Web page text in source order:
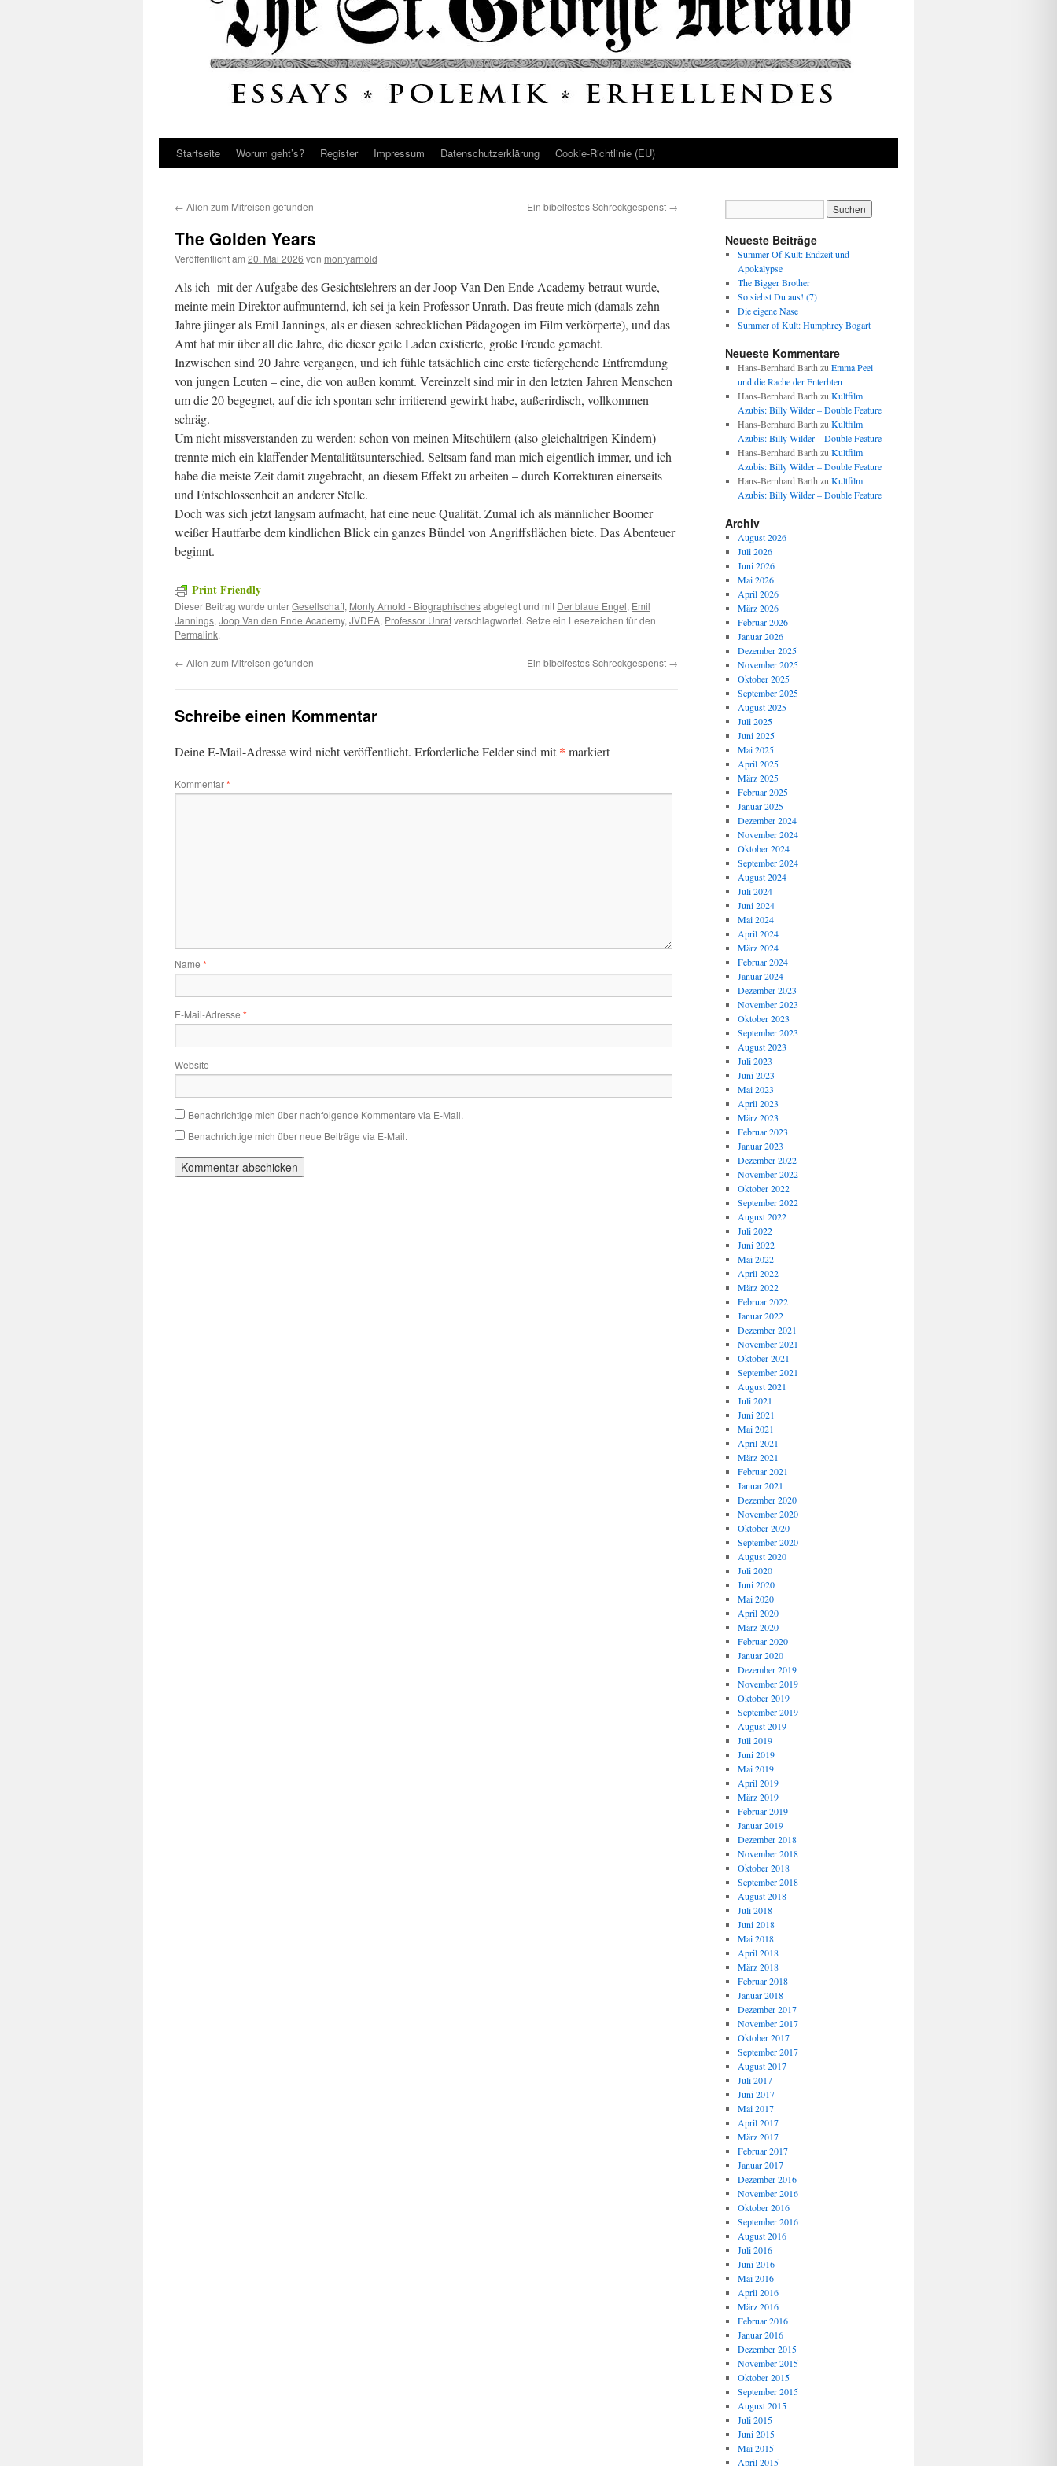
Startseite Worum geht’s? Register Impressum Datenschutz­erklärung Cookie-Richtlinie (EU)
← Alien zum Mitreisen gefunden Ein bibelfestes Schreckgespenst →
The Golden Years
Veröffentlicht am 20. Mai 2026 von montyarnold
Als ich mit der Aufgabe des Gesichtslehrers an der Joop Van Den Ende Academy betraut wurde,
meinte mein Direktor aufmunternd, ich sei ja kein Professor Unrath. Das freute mich (damals zehn
Jahre jünger als Emil Jannings, als er diesen schrecklichen Pädagogen im Film verkörperte), und das
Amt hat mir über all die Jahre, die dieser geile Laden existierte, große Freude gemacht.
Inzwischen sind 20 Jahre vergangen, und ich fühle tatsächlich eine erste tiefergehende Entfremdung
von jungen Leuten – eine, die von außen kommt. Vereinzelt sind mir in den letzten Jahren Menschen
um die 20 begegnet, auf die ich spontan sehr irritierend gewirkt habe, außerirdisch, vollkommen
schräg.
Um nicht missverstanden zu werden: schon von meinen Mitschülern (also gleichaltrigen Kindern)
trennte mich ein klaffender Mentalitätsunterschied. Seltsam fand man mich eigentlich immer, und ich
habe die meiste Zeit damit zugebracht, an diesem Effekt zu arbeiten – durch Korrekturen einerseits
und Entschlossenheit an anderer Stelle.
Doch was sich jetzt langsam aufmacht, hat eine neue Qualität. Zumal ich als männlicher Boomer
weißer Hautfarbe dem kindlichen Blick ein ganzes Bündel von Angriffsflächen biete. Das Abenteuer
beginnt.
Print Friendly
Dieser Beitrag wurde unterGesellschaft, Monty Arnold - Biographischesabgelegt und mit Der blaue Engel, Emil
Jannings, Joop Van den Ende Academy, JVDEA, Professor Unratverschlagwortet. Setze ein Lesezeichen für den
Permalink.
← Alien zum Mitreisen gefunden Ein bibelfestes Schreckgespenst →
Schreibe einen Kommentar
Deine E-Mail-Adresse wird nicht veröffentlicht. Erforderliche Felder sind mit* markiert
Kommentar*
Name *
E-Mail-Adresse *
Website
Benachrichtige mich über nachfolgende Kommentare via E-Mail.
Benachrichtige mich über neue Beiträge via E-Mail.
Neueste Beiträge
Summer Of Kult: Endzeit und
Apokalypse
The Bigger Brother
So siehst Du aus! (7)
Die eigene Nase
Summer of Kult: Humphrey Bogart
Neueste Kommentare
Hans-Bernhard Barth zu Emma Peel
und die Rache der Enterbten
Hans-Bernhard Barth zu Kultfilm
Azubis: Billy Wilder – Double Feature
Hans-Bernhard Barth zu Kultfilm
Azubis: Billy Wilder – Double Feature
Hans-Bernhard Barth zu Kultfilm
Azubis: Billy Wilder – Double Feature
Hans-Bernhard Barth zu Kultfilm
Azubis: Billy Wilder – Double Feature
Archiv
August 2026
Juli 2026
Juni 2026
Mai 2026
April 2026
März 2026
Februar 2026
Januar 2026
Dezember 2025
November 2025
Oktober 2025
September 2025
August 2025
Juli 2025
Juni 2025
Mai 2025
April 2025
März 2025
Februar 2025
Januar 2025
Dezember 2024
November 2024
Oktober 2024
September 2024
August 2024
Juli 2024
Juni 2024
Mai 2024
April 2024
März 2024
Februar 2024
Januar 2024
Dezember 2023
November 2023
Oktober 2023
September 2023
August 2023
Juli 2023
Juni 2023
Mai 2023
April 2023
März 2023
Februar 2023
Januar 2023
Dezember 2022
November 2022
Oktober 2022
September 2022
August 2022
Juli 2022
Juni 2022
Mai 2022
April 2022
März 2022
Februar 2022
Januar 2022
Dezember 2021
November 2021
Oktober 2021
September 2021
August 2021
Juli 2021
Juni 2021
Mai 2021
April 2021
März 2021
Februar 2021
Januar 2021
Dezember 2020
November 2020
Oktober 2020
September 2020
August 2020
Juli 2020
Juni 2020
Mai 2020
April 2020
März 2020
Februar 2020
Januar 2020
Dezember 2019
November 2019
Oktober 2019
September 2019
August 2019
Juli 2019
Juni 2019
Mai 2019
April 2019
März 2019
Februar 2019
Januar 2019
Dezember 2018
November 2018
Oktober 2018
September 2018
August 2018
Juli 2018
Juni 2018
Mai 2018
April 2018
März 2018
Februar 2018
Januar 2018
Dezember 2017
November 2017
Oktober 2017
September 2017
August 2017
Juli 2017
Juni 2017
Mai 2017
April 2017
März 2017
Februar 2017
Januar 2017
Dezember 2016
November 2016
Oktober 2016
September 2016
August 2016
Juli 2016
Juni 2016
Mai 2016
April 2016
März 2016
Februar 2016
Januar 2016
Dezember 2015
November 2015
Oktober 2015
September 2015
August 2015
Juli 2015
Juni 2015
Mai 2015
April 2015